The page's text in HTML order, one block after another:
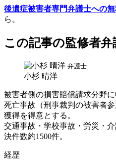
後遺症被害者専門弁護士への
ら。
この記事の監修者弁
弁護士
小杉 晴洋
被害者側の損害賠償請求分野に
死亡事故（刑事裁判の被害者
獲得を得意とする。
交通事故・学校事故・労災・
決件数約1500件。
経歴